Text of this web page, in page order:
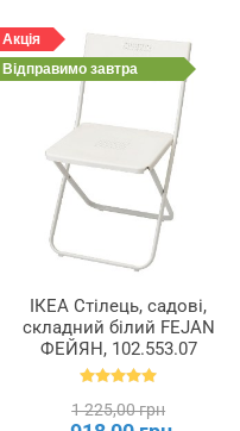
Акція
Відправимо завтра
ІКЕА Стілець, садові,
складний білий FEJAN
ФЕЙЯН, 102.553.07
1 225,00 грн